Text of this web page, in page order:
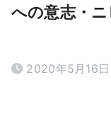
への意志・
2020年5月16日